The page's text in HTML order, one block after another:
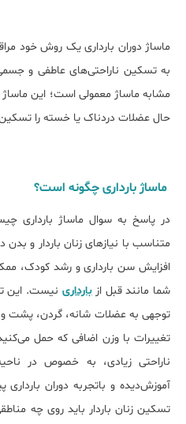
ماساژ دوران بارداری یک روش خود
به تسکین ناراحتی‌های عاطفی و
مشابه ماساژ معمولی است؛ این
حال عضلات دردناک یا خسته را
ماساژ بارداری چگونه است؟
افزایش سن بارداری و رشد کودک،
شما مانند قبل ازبارداری نیست. این
توجهی به عضلات شانه، گردن، پشت
تغییرات با وزن اضافی که حمل
ناراحتی زیادی، به خصوص در
تسکین زنان باردار باید روی چه